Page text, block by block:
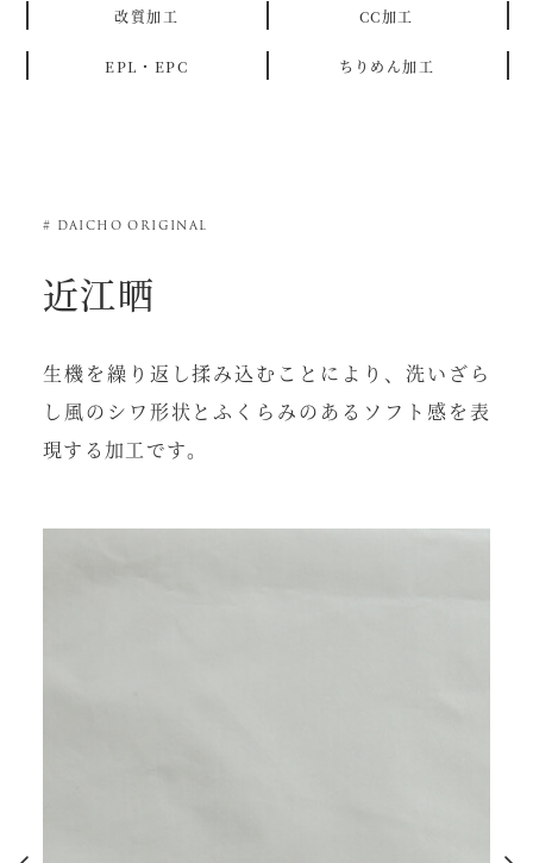
改質加工 CC加工
EPL・EPC ちりめん加工
# DAICHO ORIGINAL
近江晒
生機を繰り返し揉み込むことにより、 洗いざら
し風のシワ形状とふくらみのあるソフト感を表
現する加工です。